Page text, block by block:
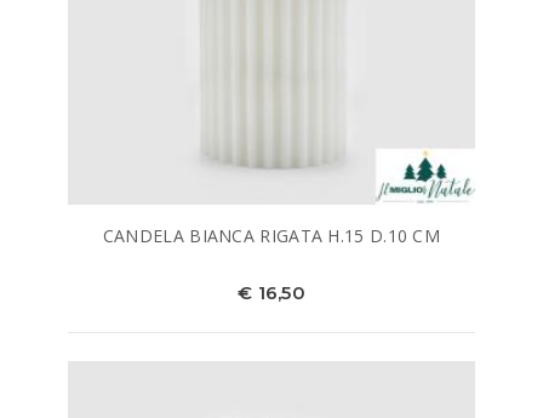
CANDELA BIANCA RIGATA H.15 D.10 CM
€ 16,50